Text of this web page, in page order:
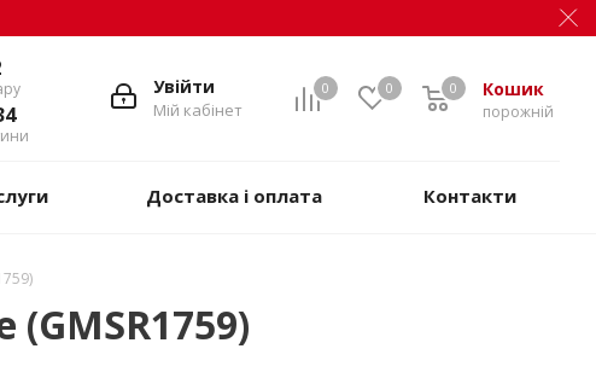
0 0 Кошик
порожній
0
Увійти
Мій кабінет
Доставка і оплата Контакти